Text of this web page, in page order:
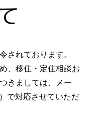
されております。
、移住・定住相談お
きましては、メー
で対応させていただ